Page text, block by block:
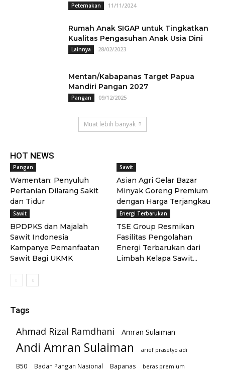
Peternakan 11/11/2024
Rumah Anak SIGAP untuk Tingkatkan
Kualitas Pengasuhan Anak Usia Dini
Lainnya 28/02/2023
Mentan/Kabapanas Target Papua
Mandiri Pangan 2027
Pangan 09/12/2025
Muat lebih banyak
HOT NEWS
Pangan
Wamentan: Penyuluh
Pertanian Dilarang Sakit
dan Tidur
Sawit
Asian Agri Gelar Bazar
Minyak Goreng Premium
dengan Harga Terjangkau
Sawit
BPDPKS dan Majalah
Sawit Indonesia
Kampanye Pemanfaatan
Sawit Bagi UKMK
Energi Terbarukan
TSE Group Resmikan
Fasilitas Pengolahan
Energi Terbarukan dari
Limbah Kelapa Sawit...
Tags
Ahmad Rizal Ramdhani Amran Sulaiman
Andi Amran Sulaiman arief prasetyo adi
B50 Badan Pangan Nasional Bapanas beras premium